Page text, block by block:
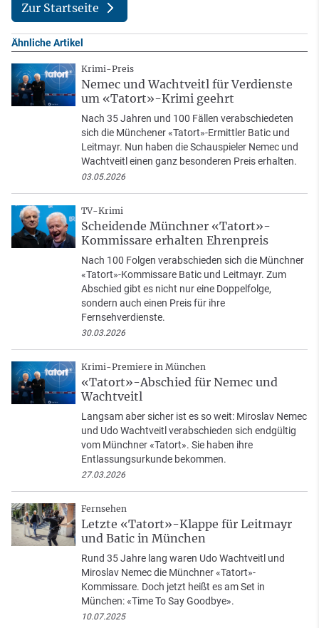
Zur Startseite
Ähnliche Artikel
Krimi-Preis
Nemec und Wachtveitl für Verdienste
um «Tatort»-Krimi geehrt
Nach 35 Jahren und 100 Fällen verabschiedeten
sich die Münchener «Tatort»-Ermittler Batic und
Leitmayr. Nun haben die Schauspieler Nemec und
Wachtveitl einen ganz besonderen Preis erhalten.
03.05.2026
TV-Krimi
Scheidende Münchner «Tatort»-
Kommissare erhalten Ehrenpreis
Nach 100 Folgen verabschieden sich die Münchner
«Tatort»-Kommissare Batic und Leitmayr. Zum
Abschied gibt es nicht nur eine Doppelfolge,
sondern auch einen Preis für ihre
Fernsehverdienste.
30.03.2026
Krimi-Premiere in München
«Tatort»-Abschied für Nemec und
Wachtveitl
Langsam aber sicher ist es so weit: Miroslav Nemec
und Udo Wachtveitl verabschieden sich endgültig
vom Münchner «Tatort». Sie haben ihre
Entlassungsurkunde bekommen.
27.03.2026
Fernsehen
Letzte «Tatort»-Klappe für Leitmayr
und Batic in München
Rund 35 Jahre lang waren Udo Wachtveitl und
Miroslav Nemec die Münchner «Tatort»-
Kommissare. Doch jetzt heißt es am Set in
München: «Time To Say Goodbye».
10.07.2025